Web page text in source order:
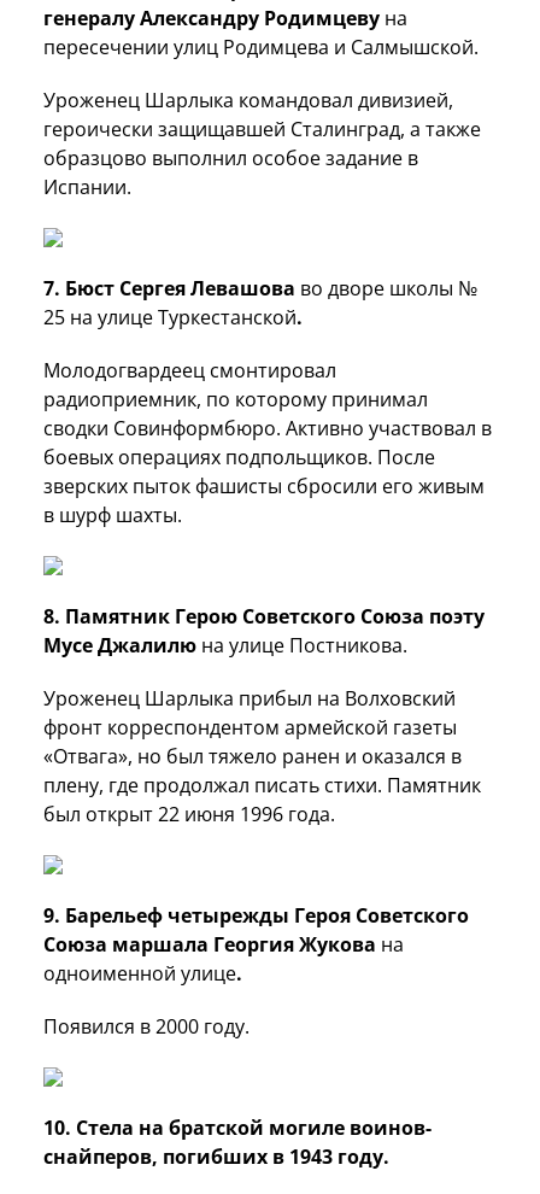
генералу Александру Родимцеву на
пересечении улиц Родимцева и Салмышской.
Уроженец Шарлыка командовал дивизией,
героически защищавшей Сталинград, а также
образцово выполнил особое задание в
Испании.
7. Бюст Сергея Левашова во дворе школы №
25 на улице Туркестанской.
Молодогвардеец смонтировал
радиоприемник, по которому принимал
сводки Совинформбюро. Активно участвовал в
боевых операциях подпольщиков. После
зверских пыток фашисты сбросили его живым
в шурф шахты.
8. Памятник Герою Советского Союза поэту
Мусе Джалилю на улице Постникова.
Уроженец Шарлыка прибыл на Волховский
фронт корреспондентом армейской газеты
«Отвага», но был тяжело ранен и оказался в
плену, где продолжал писать стихи. Памятник
был открыт 22 июня 1996 года.
9. Барельеф четырежды Героя Советского
Союза маршала Георгия Жукова на
одноименной улице.
Появился в 2000 году.
10. Стела на братской могиле воинов-
снайперов, погибших в 1943 году.